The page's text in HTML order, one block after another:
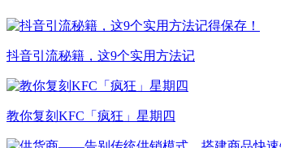
抖音引流秘籍，这9个实用方法记
教你复刻KFC「疯狂」星期四